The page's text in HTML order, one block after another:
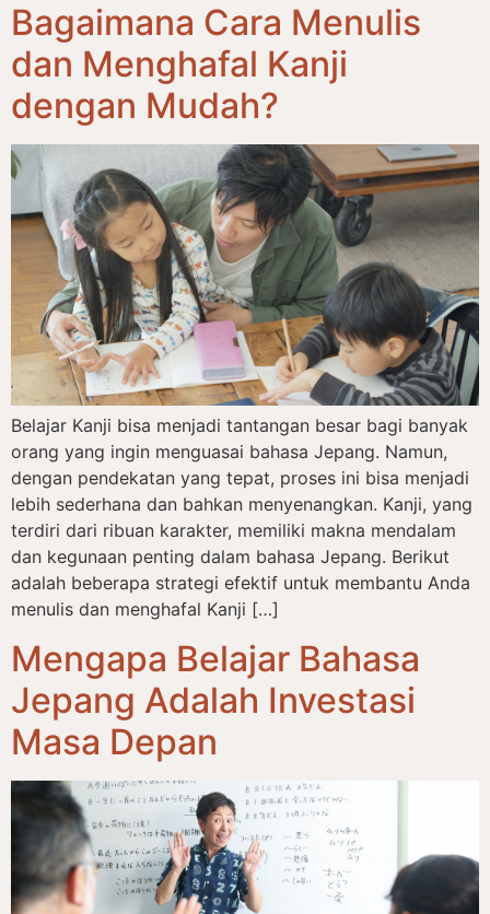
Bagaimana Cara Menulis
dan Menghafal Kanji
dengan Mudah?
Belajar Kanji bisa menjadi tantangan besar bagi banyak
orang yang ingin menguasai bahasa Jepang. Namun,
dengan pendekatan yang tepat, proses ini bisa menjadi
lebih sederhana dan bahkan menyenangkan. Kanji, yang
terdiri dari ribuan karakter, memiliki makna mendalam
dan kegunaan penting dalam bahasa Jepang. Berikut
adalah beberapa strategi efektif untuk membantu Anda
menulis dan menghafal Kanji […]
Mengapa Belajar Bahasa
Jepang Adalah Investasi
Masa Depan